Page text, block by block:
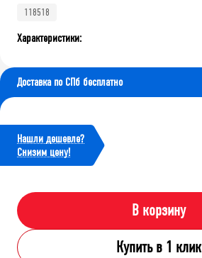
118518
Характеристики:
Доставка по СПб бесплатно
Нашли дешевле?
Cнизим цену!
В корзину
Купить в 1 клик